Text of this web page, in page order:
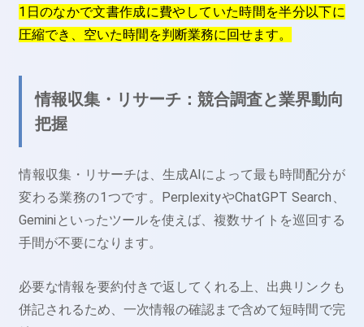
1日のなかで文書作成に費やしていた時間を半分以下に
圧縮でき、空いた時間を判断業務に回せます。
情報収集・リサーチ：競合調査と業界動向
把握
情報収集・リサーチは、生成AIによって最も時間配分が
変わる業務の1つです。PerplexityやChatGPT Search、
Geminiといったツールを使えば、複数サイトを巡回する
手間が不要になります。
必要な情報を要約付きで返してくれる上、出典リンクも
併記されるため、一次情報の確認まで含めて短時間で完